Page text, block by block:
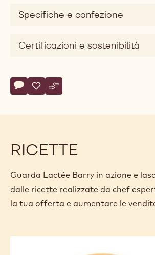
Specifiche e confezione
Certificazioni e sostenibilità
Actions
Scrivi un commento
- Lactée Barry
Salvare
- Lactée Barry
Confronto
- Lactée Barry
RICETTE
Guarda Lactée Barry in azione e
dalle ricette realizzate da chef
la tua offerta e aumentare le